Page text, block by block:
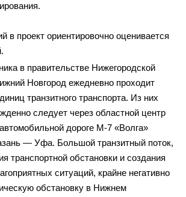
в проект ориентировочно оценивается
в правительстве Нижегородской
Новгород ежедневно проходит
транзитного транспорта. Из них
следует через областной центр
дороге М-7 «Волга»
— Уфа. Большой транзитный поток,
транспортной обстановки и создания
ситуаций, крайне негативно
обстановку в Нижнем